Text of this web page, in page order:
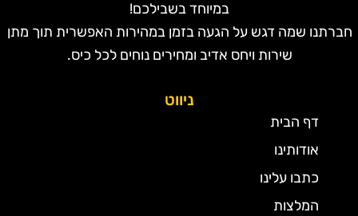
במיוחד בשבילכם!
חברתנו שמה דגש על הגעה בזמן במהירות האפשרית תוך מתן
שירות ויחס אדיב ומחירים נוחים לכל כיס.
ניווט
דף הבית
אודותינו
כתבו עלינו
המלצות